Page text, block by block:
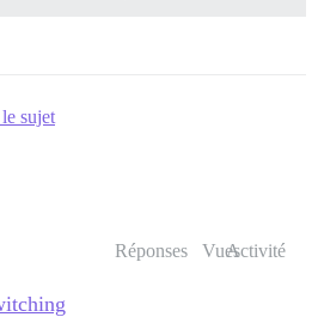
sujet
Réponses VuesActivité